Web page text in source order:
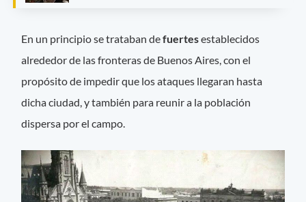
En un principio se trataban defuertesestablecidos
alrededor de las fronteras de Buenos Aires, con el
propósito de impedir que los ataques llegaran hasta
dicha ciudad, y también para reunir a la población
dispersa por el campo.